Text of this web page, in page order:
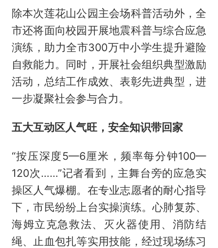
除本次莲花山公园主会场科普活动外，全
市还将面向校园开展地震科普与综合应急
演练，助力全市300万中小学生提升避险
自救能力。同时，开展社会组织典型激励
活动，总结工作成效、表彰先进典型，进
一步凝聚社会参与合力。
五大互动区人气旺，安全知识带回家
“按压深度5—6厘米，频率每分钟100—
120次……”记者看到，主舞台旁的应急实
操区人气爆棚。在专业志愿者的耐心指导
下，市民纷纷上台实操演练。心肺复苏、
海姆立克急救法、灭火器使用、消防结
绳、止血包扎等实用技能，经过现场练习